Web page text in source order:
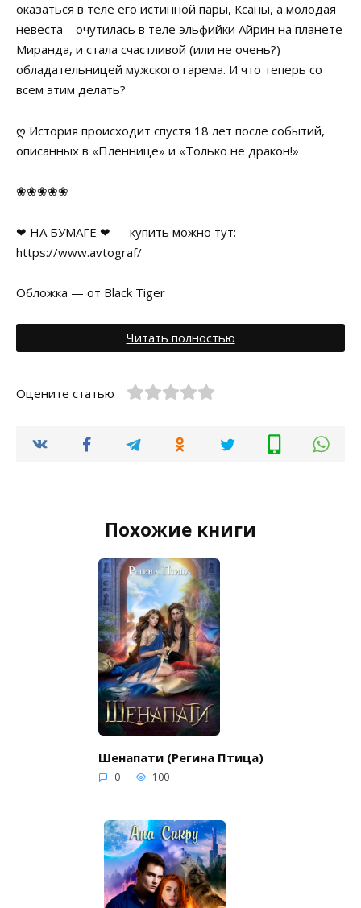
оказаться в теле его истинной пары, Ксаны, а молодая
невеста – очутилась в теле эльфийки Айрин на планете
Миранда, и стала счастливой (или не очень?)
обладательницей мужского гарема. И что теперь со
всем этим делать?
ღ История происходит спустя 18 лет после событий,
описанных в «Пленнице» и «Только не дракон!»
❀❀❀❀❀
❤ НА БУМАГЕ ❤ — купить можно тут:
https://www.avtograf/
Обложка — от Black Tiger
Читать полностью
Оцените статью
Похожие книги
Шенапати (Регина Птица)
0 100